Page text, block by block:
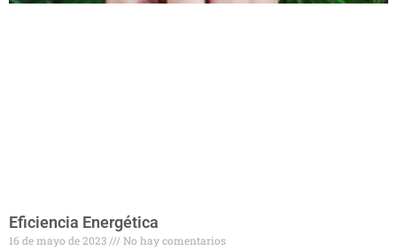
Eficiencia Energética
16 de mayo de 2023
No hay comentarios